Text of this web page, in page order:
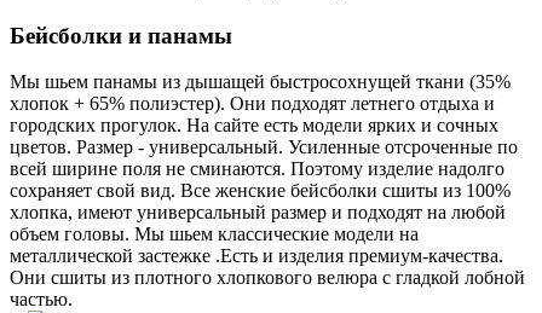
Бейсболки и панамы
Мы шьем панамы из дышащей быстросохнущей ткани (35%
хлопок + 65% полиэстер). Они подходят летнего отдыха и
городских прогулок. На сайте есть модели ярких и сочных
цветов. Размер - универсальный. Усиленные отсроченные по
всей ширине поля не сминаются. Поэтому изделие надолго
сохраняет свой вид. Все женские бейсболки сшиты из 100%
хлопка, имеют универсальный размер и подходят на любой
объем головы. Мы шьем классические модели на
металлической застежке .Есть и изделия премиум-качества.
Они сшиты из плотного хлопкового велюра с гладкой лобной
частью.